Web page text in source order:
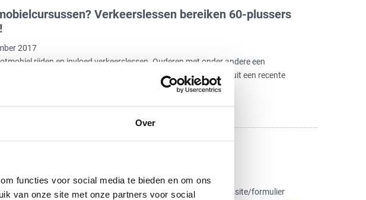
Over
functies voor social media te bieden en om ons
van onze site met onze partners voor social
Verkeerslessen bereiken 60-plussers
2017
rijden en invloed verkeerslessen. Ouderen met onder andere een
worden nauwelijks bereikt met verkeerscursussen. Dat blijkt uit een recente
Rijkswaterstaat naar de verkeersveiligheid van…Lees meer
2017
plaatsnamen niet zichtbaar worden op mijn computer van jullie site/formulier